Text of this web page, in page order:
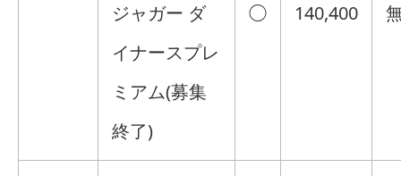
ジャガー ダ
イナースプレ
ミアム(募集
終了)
◯ 140,400